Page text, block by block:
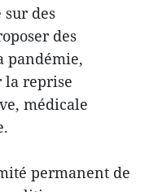
des
des
pandémie,
la reprise
médicale
permanent de